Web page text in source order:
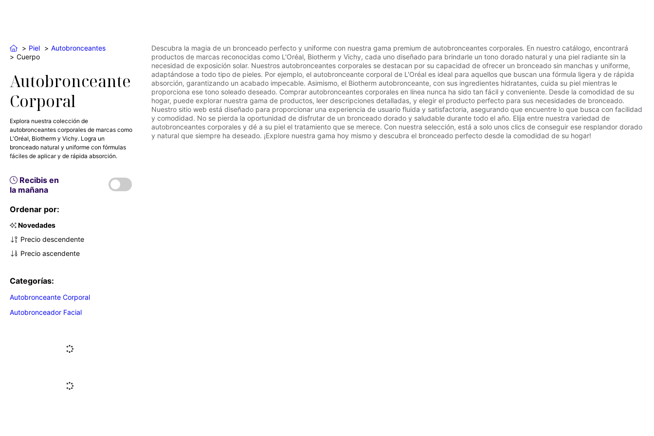
Piel
Autobronceantes
Cuerpo
Autobronceante
Corporal
Explora nuestra colección de
autobronceantes corporales de marcas como
L'Oréal, Biotherm y Vichy. Logra un
bronceado natural y uniforme con fórmulas
fáciles de aplicar y de rápida absorción.
Recibis en
la mañana
Ordenar por:
Novedades
Precio descendente
Precio ascendente
Categorías:
Autobronceante Corporal
Autobronceador Facial
Descubra la magia de un bronceado perfecto y uniforme con nuestra gama premium de autobronceantes corporales. En nuestro catálogo, encontrará
productos de marcas reconocidas como L'Oréal, Biotherm y Vichy, cada uno diseñado para brindarle un tono dorado natural y una piel radiante sin la
necesidad de exposición solar. Nuestros autobronceantes corporales se destacan por su capacidad de ofrecer un bronceado sin manchas y uniforme,
adaptándose a todo tipo de pieles. Por ejemplo, el autobronceante corporal de L'Oréal es ideal para aquellos que buscan una fórmula ligera y de rápida
absorción, garantizando un acabado impecable. Asimismo, el Biotherm autobronceante, con sus ingredientes hidratantes, cuida su piel mientras le
proporciona ese tono soleado deseado. Comprar autobronceantes corporales en línea nunca ha sido tan fácil y conveniente. Desde la comodidad de su
hogar, puede explorar nuestra gama de productos, leer descripciones detalladas, y elegir el producto perfecto para sus necesidades de bronceado.
Nuestro sitio web está diseñado para proporcionar una experiencia de usuario fluida y satisfactoria, asegurando que encuentre lo que busca con facilidad
y comodidad. No se pierda la oportunidad de disfrutar de un bronceado dorado y saludable durante todo el año. Elija entre nuestra variedad de
autobronceantes corporales y dé a su piel el tratamiento que se merece. Con nuestra selección, está a solo unos clics de conseguir ese resplandor dorado
y natural que siempre ha deseado. ¡Explore nuestra gama hoy mismo y descubra el bronceado perfecto desde la comodidad de su hogar!